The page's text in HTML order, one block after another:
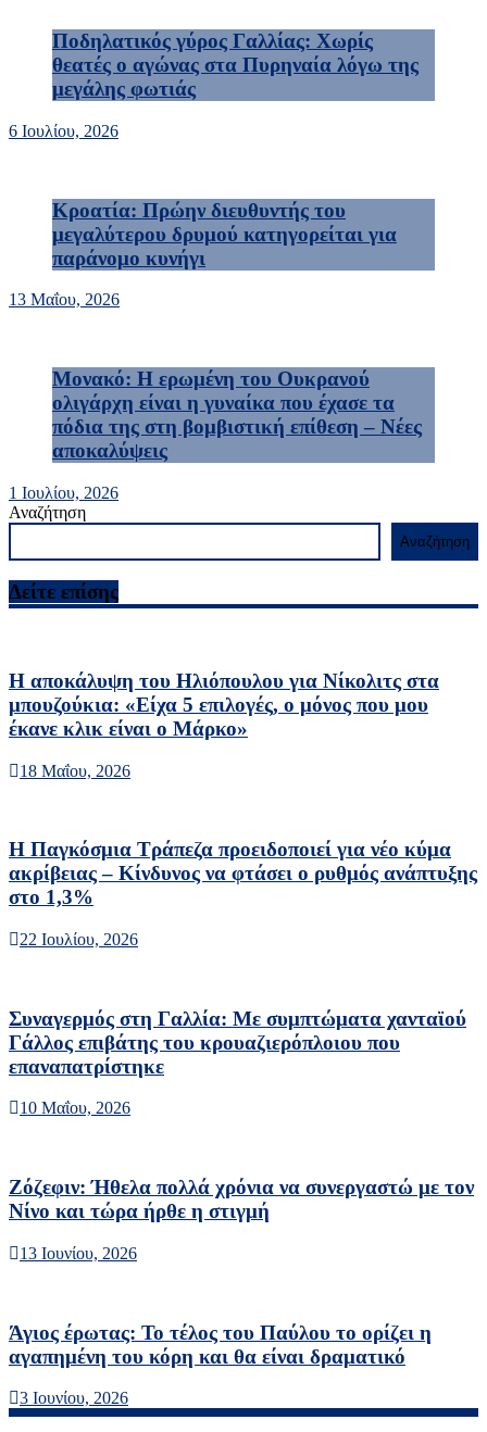
Ποδηλατικός γύρος Γαλλίας: Χωρίς
θεατές ο αγώνας στα Πυρηναία λόγω της
μεγάλης φωτιάς
6 Ιουλίου, 2026
Κροατία: Πρώην διευθυντής του
μεγαλύτερου δρυμού κατηγορείται για
παράνομο κυνήγι
13 Μαΐου, 2026
Μονακό: Η ερωμένη του Ουκρανού
ολιγάρχη είναι η γυναίκα που έχασε τα
πόδια της στη βομβιστική επίθεση – Νέες
αποκαλύψεις
1 Ιουλίου, 2026
Αναζήτηση
Αναζήτηση
Δείτε επίσης
Η αποκάλυψη του Ηλιόπουλου για Νίκολιτς στα
μπουζούκια: «Είχα 5 επιλογές, ο μόνος που μου
έκανε κλικ είναι ο Μάρκο»
18 Μαΐου, 2026
Η Παγκόσμια Τράπεζα προειδοποιεί για νέο κύμα
ακρίβειας – Κίνδυνος να φτάσει ο ρυθμός ανάπτυξης
στο 1,3%
22 Ιουλίου, 2026
Συναγερμός στη Γαλλία: Με συμπτώματα χανταϊού
Γάλλος επιβάτης του κρουαζιερόπλοιου που
επαναπατρίστηκε
10 Μαΐου, 2026
Ζόζεφιν: Ήθελα πολλά χρόνια να συνεργαστώ με τον
Νίνο και τώρα ήρθε η στιγμή
13 Ιουνίου, 2026
Άγιος έρωτας: Το τέλος του Παύλου το ορίζει η
αγαπημένη του κόρη και θα είναι δραματικό
3 Ιουνίου, 2026